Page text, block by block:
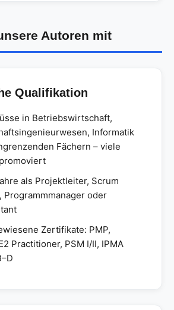
Autoren mit
Qualifikation
in Betriebswirtschaft,
Informatik
Fächern – viele
als Projektleiter, Scrum
Programmmanager oder
Zertifikate: PMP,
Practitioner, PSM I/II, IPMA